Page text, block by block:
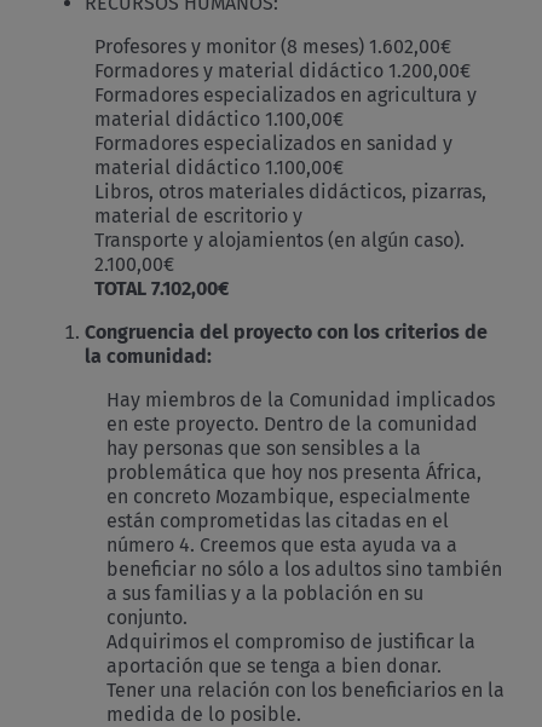
Profesores y monitor (8 meses) 1.602,00€
Formadores y material didáctico 1.200,00€
Formadores especializados en agricultura y
material didáctico 1.100,00€
Formadores especializados en sanidad y
material didáctico 1.100,00€
Libros, otros materiales didácticos, pizarras,
material de escritorio y
Transporte y alojamientos (en algún caso).
2.100,00€
TOTAL 7.102,00€
Congruencia del proyecto con los criterios de
la comunidad:
Hay miembros de la Comunidad implicados
en este proyecto. Dentro de la comunidad
hay personas que son sensibles a la
problemática que hoy nos presenta África,
en concreto Mozambique, especialmente
están comprometidas las citadas en el
número 4. Creemos que esta ayuda va a
beneficiar no sólo a los adultos sino también
a sus familias y a la población en su
conjunto.
Adquirimos el compromiso de justificar la
aportación que se tenga a bien donar.
Tener una relación con los beneficiarios en la
medida de lo posible.